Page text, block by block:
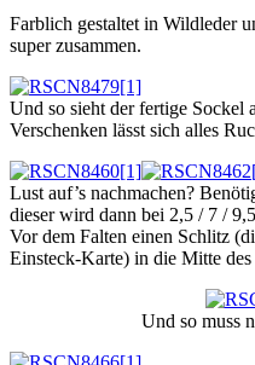
Farblich gestaltet in Wildleder
super zusammen.
Und so sieht der fertige Sockel
Verschenken lässt sich alles
Lust auf’s nachmachen?
dieser wird dann bei 2,5 / 7 /
Vor dem Falten einen Schlitz
Einsteck-Karte) in die Mitte
Und so muss